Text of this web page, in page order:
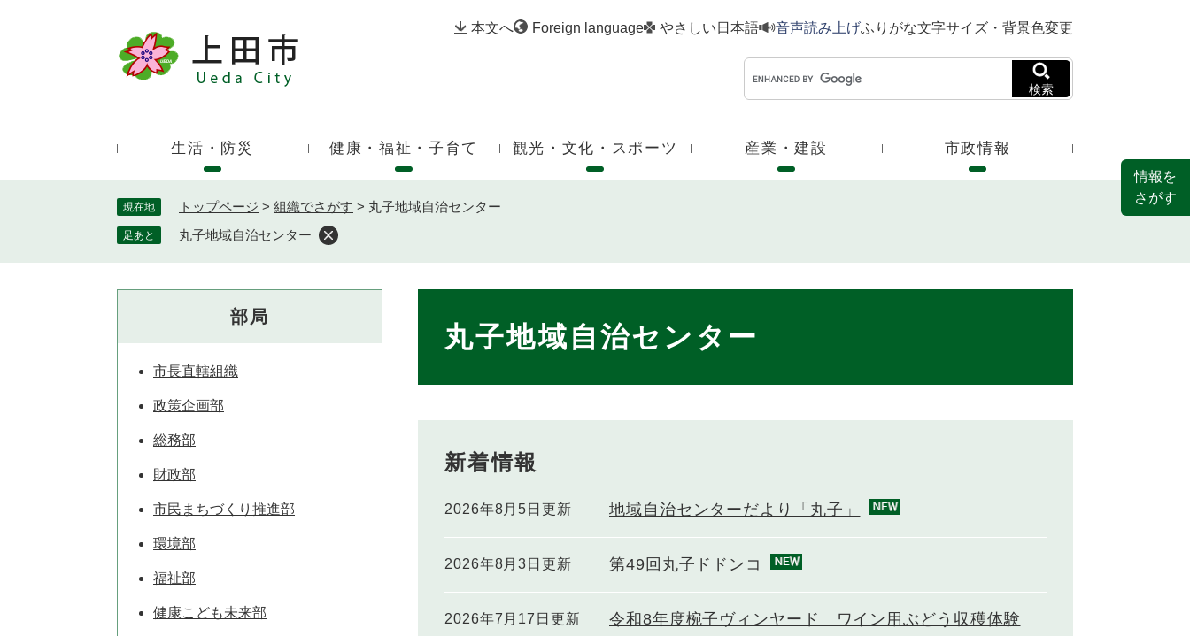
。
本文へ Foreign language やさしい日本語 音声読み上げふりがな文字サイズ・背景色変更
ド
検索
生活・防災 健康・福祉・子育て 観光・文化・スポーツ 産業・建設 市政情報
現在地 トップページ > 組織でさがす > 丸子地域自治センター
足あと 丸子地域自治センター
丸子地域自治センター
新着情報
2026年8月5日更新 地域自治センターだより「丸子」
2026年8月3日更新 第49回丸子ドドンコ
2026年7月17日更新 令和8年度椀子ヴィンヤード ワイン用ぶどう収穫体験
部局
市長直轄組織
政策企画部
総務部
財政部
市民まちづくり推進部
環境部
福祉部
健康こども未来部
情報を
さがす